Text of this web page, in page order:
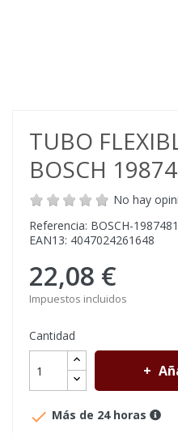
TUBO
BOSCH
No hay
Referencia: BOSCH-
EAN13: 4047024261648
22,08 €
Impuestos incluidos
Cantidad
 Más de 24 horas